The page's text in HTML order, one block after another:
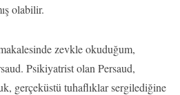
olabilir.
zevkle okuduğum,
Psikiyatrist olan Persaud,
gerçeküstü tuhaflıklar sergilediğine